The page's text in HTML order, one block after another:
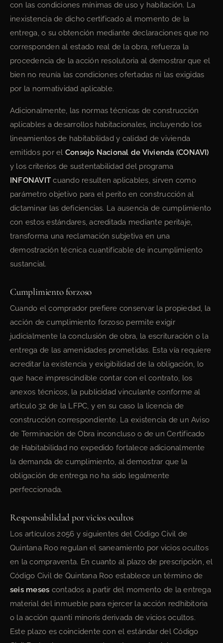
con las condiciones mínimas de uso y habitación. La
inexistencia de dicho certificado al momento de la
entrega, o su obtención mediante declaraciones que no
corresponden al estado real de la obra, refuerza la
procedencia de la acción resolutoria al demostrar que el
bien no reunía las condiciones ofertadas ni las exigidas
por la normatividad aplicable.
Adicionalmente, las normas técnicas de construcción
aplicables a desarrollos habitacionales, incluyendo los
lineamientos de habitabilidad y calidad de vivienda
emitidos por el Consejo Nacional de Vivienda (CONAVI)
y los criterios de sustentabilidad del programa
INFONAVIT cuando resulten aplicables, sirven como
parámetro objetivo para el perito en construcción al
dictaminar las deficiencias. La ausencia de cumplimiento
con estos estándares, acreditada mediante peritaje,
transforma una reclamación subjetiva en una
demostración técnica cuantificable de incumplimiento
sustancial.
Cumplimiento forzoso
Cuando el comprador prefiere conservar la propiedad, la
acción de cumplimiento forzoso permite exigir
judicialmente la conclusión de obra, la escrituración o la
entrega de las amenidades prometidas. Esta vía requiere
acreditar la existencia y exigibilidad de la obligación, lo
que hace imprescindible contar con el contrato, los
anexos técnicos, la publicidad vinculante conforme al
artículo 32 de la LFPC, y en su caso la licencia de
construcción correspondiente. La existencia de un Aviso
de Terminación de Obra inconcluso o de un Certificado
de Habitabilidad no expedido fortalece adicionalmente
la demanda de cumplimiento, al demostrar que la
obligación de entrega no ha sido legalmente
perfeccionada.
Responsabilidad por vicios ocultos
Los artículos 2056 y siguientes del Código Civil de
Quintana Roo regulan el saneamiento por vicios ocultos
en la compraventa. En cuanto al plazo de prescripción, el
Código Civil de Quintana Roo establece un término de
seis meses contados a partir del momento de la entrega
material del inmueble para ejercer la acción redhibitoria
o la acción quanti minoris derivada de vicios ocultos.
Este plazo es coincidente con el estándar del Código